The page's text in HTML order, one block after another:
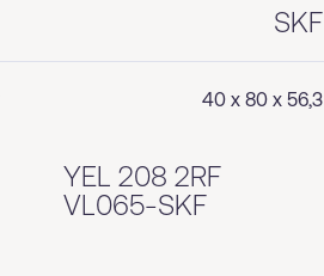
SKF
40 x 80 x 56,3
YEL 208 2RF
VL065-SKF